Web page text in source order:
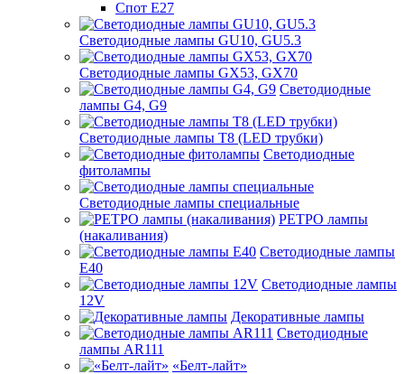
Спот Е27
Светодиодные лампы GU10, GU5.3
Светодиодные лампы GX53, GX70
Светодиодные
лампы G4, G9
Светодиодные лампы Т8 (LED трубки)
Светодиодные
фитолампы
Светодиодные лампы специальные
РЕТРО лампы
(накаливания)
Светодиодные лампы
E40
Светодиодные лампы
12V
Декоративные лампы
Светодиодные
лампы AR111
«Белт-лайт»